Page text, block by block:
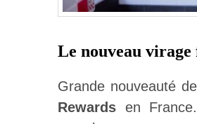
Le nouveau
Grande nouveauté
Rewards en